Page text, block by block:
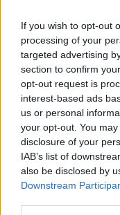
If you wish to opt-out
processing of your
targeted advertising
section to confirm
opt-out request is
interest-based ads
us or personal
your opt-out. You
disclosure of your
IAB’s list of
also be disclosed by
Downstream
felelősségteljes játék
szerencsejáték-
módjaival.
MINDEN
MILLIOMOSSÁ,
2023. január. 06. 08:26
A legtöbb, 1176
heten százmilliót, két
összeget vihetett haza.
AZ ÜNNEPEK
2022. december. 20.